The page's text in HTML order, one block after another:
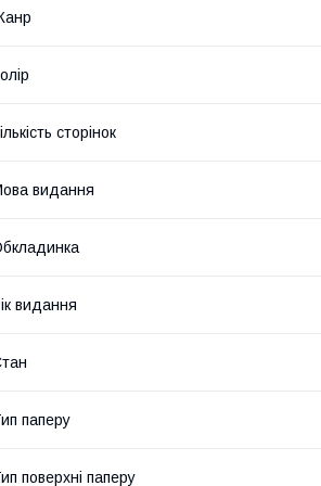
сторінок
видання
видання
паперу
поверхні паперу